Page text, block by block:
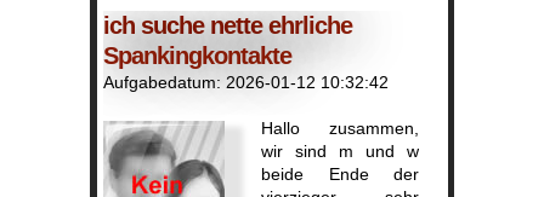
ich suche nette ehrliche
Spankingkontakte
Aufgabedatum: 2026-01-12 10:32:42
Hallo zusammen,
wir sind m und w
beide Ende der